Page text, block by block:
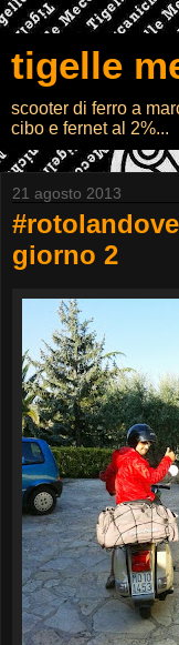
tigelle
scooter di ferro a
cibo e fernet al 2%...
21 agosto 2013
giorno 2